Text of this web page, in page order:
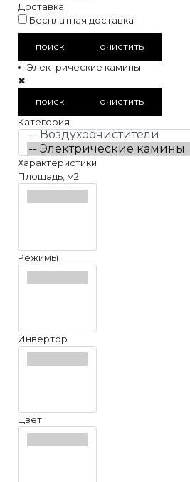
Доставка
Бесплатная доставка
поиск
очистить
-- Электрические камины
✖
поиск
очистить
Категория
Характеристики
Площадь, м2
Режимы
Инвертор
Цвет